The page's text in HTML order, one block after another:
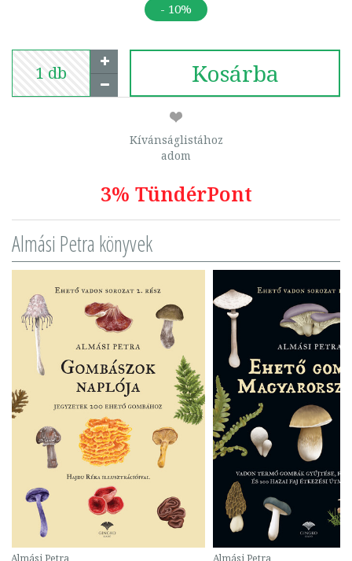
- 10%
Kosárba
Kívánságlistához
adom
3% TündérPont
Almási Petra könyvek
Almási Petra Almási Petra